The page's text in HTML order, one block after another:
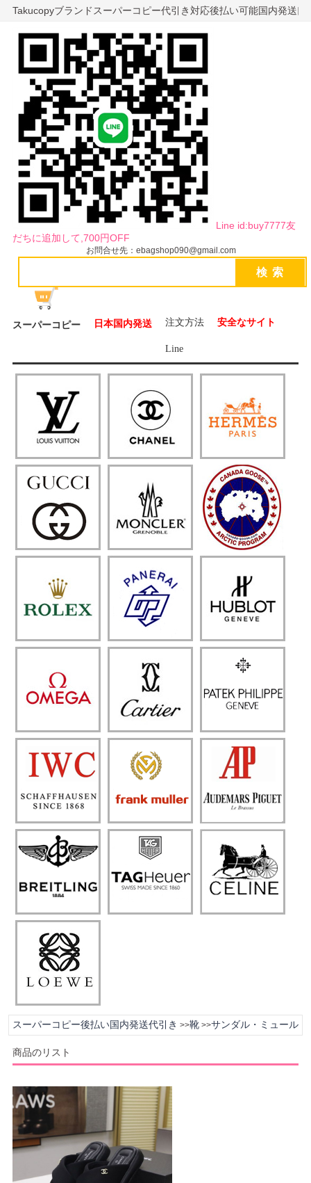
Takucopyブランドスーパーコピー代引き対応後払い可能国内発送
Line id:buy7777友
だちに追加して,700円OFF
お問合せ先：ebagshop090@gmail.com
スーパーコピー 日本国内発送 注文方法 安全なサイト
Line
スーパーコピー後払い国内発送代引き >>靴>>サンダル・ミュール
商品のリスト